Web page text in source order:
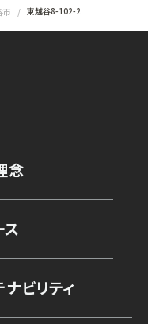
市 東越谷8-102-2
念
ス
ビリティ